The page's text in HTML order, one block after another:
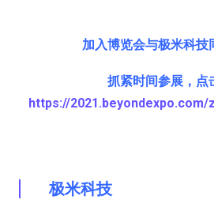
加入博览会与极米科技
抓紧时间参展，点
https://
极米科技